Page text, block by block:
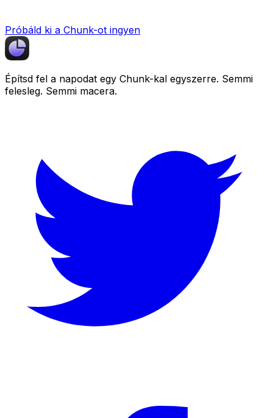
Próbáld ki a Chunk-ot ingyen
Építsd fel a napodat egy Chunk-kal egyszerre. Semmi
felesleg. Semmi macera.